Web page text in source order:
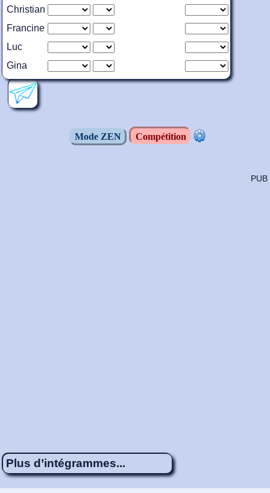
Christian
Francine
Luc
Gina
Mode ZEN Compétition
Plus d’intégrammes...
Énigme 673 5 x 4